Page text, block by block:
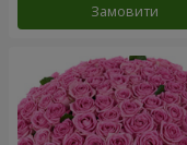
Замовити